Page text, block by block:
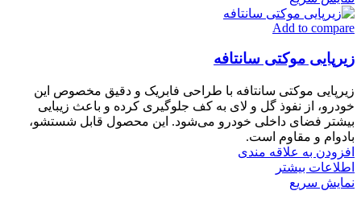
Add to compare
زیرپایی موکتی سانتافه
زیرپایی موکتی سانتافه با طراحی فابریک و دقیق مخصوص این
خودرو، از نفوذ گل و لای به کف جلوگیری کرده و باعث زیبایی
بیشتر فضای داخلی خودرو می‌شود. این محصول قابل شستشو،
بادوام و مقاوم است.
افزودن به علاقه مندی
اطلاعات بیشتر
نمایش سریع